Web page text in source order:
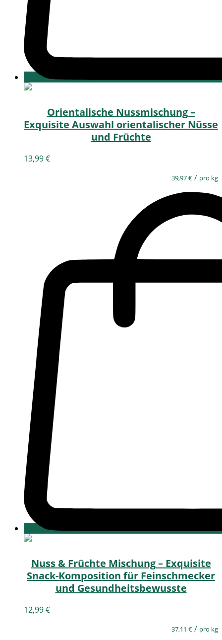
Orientalische Nussmischung –
Exquisite Auswahl orientalischer Nüsse
und Früchte
13,99€
39,97€ / pro kg
Nuss & Früchte Mischung – Exquisite
Snack-Komposition für Feinschmecker
und Gesundheitsbewusste
12,99€
37,11 € / pro kg